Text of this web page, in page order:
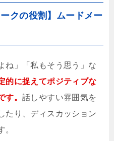
クの役割】ムードメー
ね」「私もそう思う」な
的に捉えてポジティブな
す。 話しやすい雰囲気を
たり、ディスカッション
。